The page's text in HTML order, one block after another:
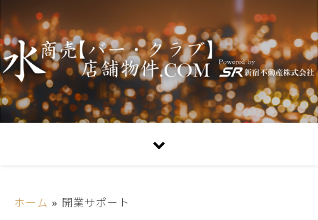
ホーム » 開業サポート